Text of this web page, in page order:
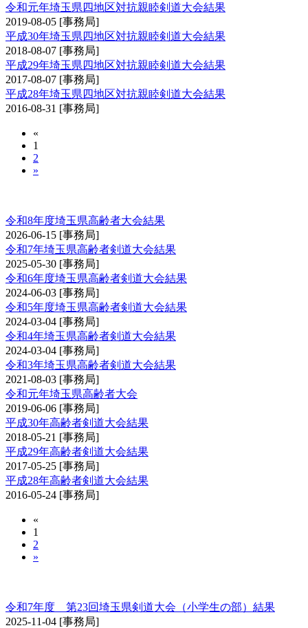
令和元年埼玉県四地区対抗親睦剣道大会結果
2019-08-05 [事務局]
平成30年埼玉県四地区対抗親睦剣道大会結果
2018-08-07 [事務局]
平成29年埼玉県四地区対抗親睦剣道大会結果
2017-08-07 [事務局]
平成28年埼玉県四地区対抗親睦剣道大会結果
2016-08-31 [事務局]
«
1
2
»
令和8年度埼玉県高齢者大会結果
2026-06-15 [事務局]
令和7年埼玉県高齢者剣道大会結果
2025-05-30 [事務局]
令和6年度埼玉県高齢者剣道大会結果
2024-06-03 [事務局]
令和5年度埼玉県高齢者剣道大会結果
2024-03-04 [事務局]
令和4年埼玉県高齢者剣道大会結果
2024-03-04 [事務局]
令和3年埼玉県高齢者剣道大会結果
2021-08-03 [事務局]
令和元年埼玉県高齢者大会
2019-06-06 [事務局]
平成30年高齢者剣道大会結果
2018-05-21 [事務局]
平成29年高齢者剣道大会結果
2017-05-25 [事務局]
平成28年高齢者剣道大会結果
2016-05-24 [事務局]
«
1
2
»
令和7年度 第23回埼玉県剣道大会（小学生の部）結果
2025-11-04 [事務局]